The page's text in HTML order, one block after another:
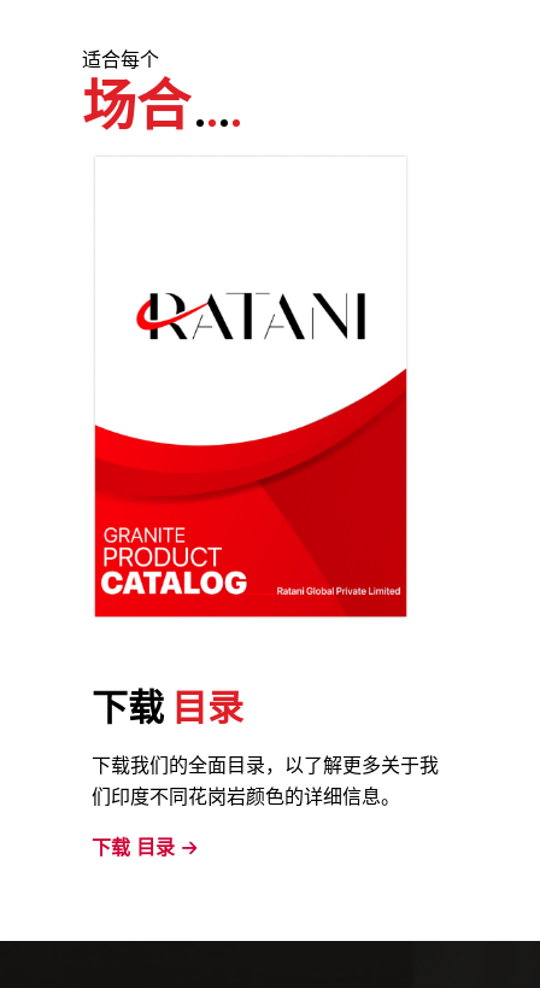
适合每个
场合
下载 目录
下载我们的全面目录，以了解更多关于我
们印度不同花岗岩颜色的详细信息。
下载 目录